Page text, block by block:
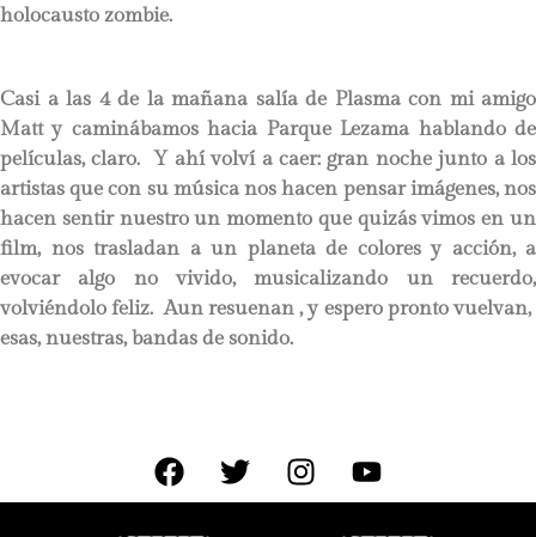
holocausto zombie.
Casi a las 4 de la mañana salía de Plasma con mi amigo
Matt y caminábamos hacia Parque Lezama hablando de
películas, claro. Y ahí volví a caer: gran noche junto a los
artistas que con su música nos hacen pensar imágenes, nos
hacen sentir nuestro un momento que quizás vimos en un
film, nos trasladan a un planeta de colores y acción, a
evocar algo no vivido, musicalizando un recuerdo,
volviéndolo feliz. Aun resuenan , y espero pronto vuelvan,
esas, nuestras, bandas de sonido.